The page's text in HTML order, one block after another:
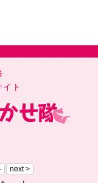
ト